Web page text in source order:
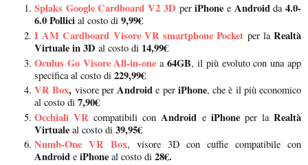
Splaks Google Cardboard V2 3D periPhone e Androidda4.0-
6.0 Pollici al costo di 9,99€
I AM Cardboard Visore VR smartphone Pocket per laRealtà
Virtuale in 3D al costo di 14,99€
Oculus Go Visore All-in-one a64GB, il più evoluto con una app
specifica al costo di 229,99€
VR Box, visore perAndroid e periPhone, che è il più economico
al costo di 7,90€
Occhiali VR compatibili con Android e iPhone per laRealtà
Virtuale al costo di 39,95€
Numb-One VR Box, visore 3D con cuffie compatibile con
Android e iPhone al costo di 28€.